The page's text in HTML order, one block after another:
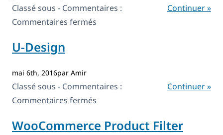
Continuer »
Classé sous - Commentaires :
Commentaires fermés
U-Design
mai 6th, 2016par Amir
Continuer »
Classé sous - Commentaires :
Commentaires fermés
Design
WooCommerce Product Filter